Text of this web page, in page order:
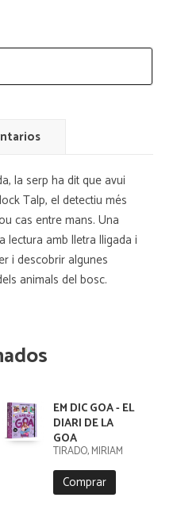
la serp ha dit que avui
Talp, el detectiu més
cas entre mans. Una
lectura amb lletra lligada i
i descobrir algunes
animals del bosc.
EM DIC GOA - EL
DIARI DE LA
GOA
TIRADO, MIRIAM
Comprar